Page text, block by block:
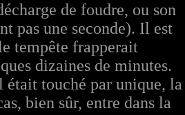
de foudre, ou son
pas une seconde). Il est
tempête frapperait
dizaines de minutes.
touché par unique, la
bien sûr, entre dans la